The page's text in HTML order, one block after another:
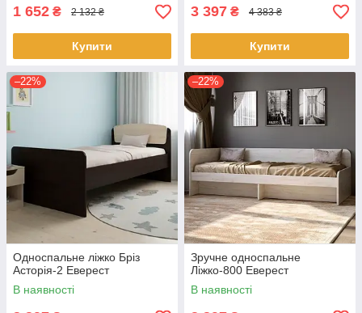
1 652 ₴ 2 132 ₴
Купити
3 397 ₴ 4 383 ₴
Купити
–22%
Односпальне ліжко Бріз
Асторія-2 Еверест
В наявності
–22%
Зручне односпальне
Ліжко-800 Еверест
В наявності